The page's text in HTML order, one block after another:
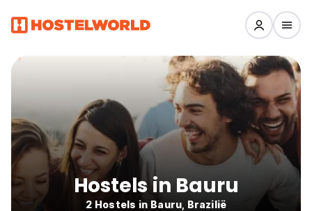
Hostels in Bauru
2 Hostels in Bauru, Brazilië